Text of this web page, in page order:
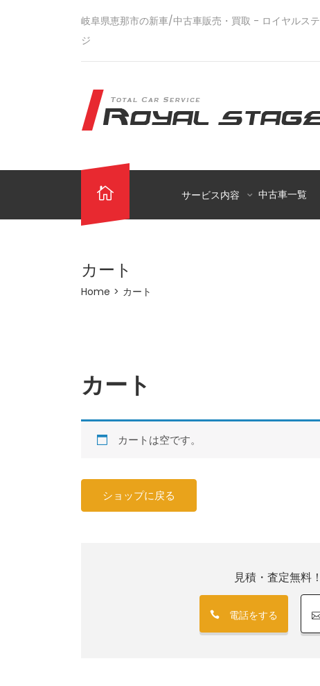
岐阜県恵那市の新車/中古車販売・買取 - ロイヤルス
ジ
サービス内容 中古車一覧
カート
Home > カート
カート
カートは空です。
ショップに戻る
見積・査定無料
電話をする